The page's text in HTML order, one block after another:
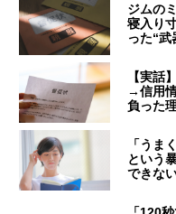
ジムの
寝入り
った“武
【実話
→信用
負った
「うま
という
できな